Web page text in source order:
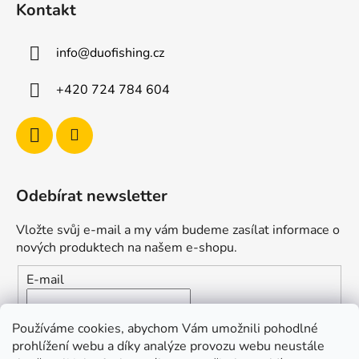
Používáme cookies, abychom Vám umožnili pohodlné
prohlížení webu a díky analýze provozu webu neustále
Kontakt
info@duofishing.cz
+420 724 784 604
Odebírat newsletter
Vložte svůj e-mail a my vám budeme zasílat informace o
nových produktech na našem e-shopu.
E-mail
Vložením e-mailu souhlasíte s
podmínkami ochrany
osobních údajů